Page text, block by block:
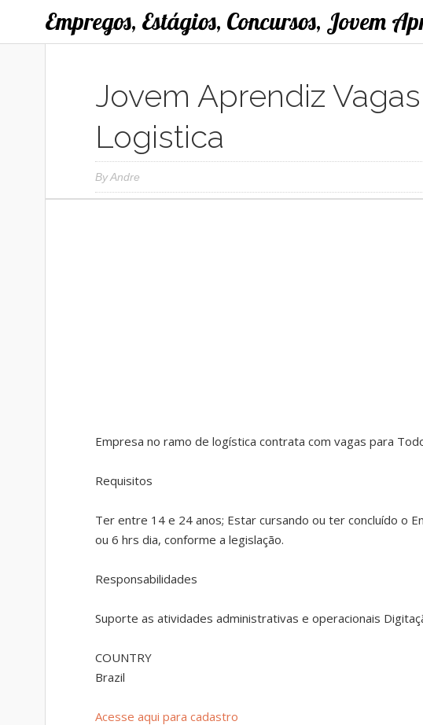
Empregos, Estágios, Concursos, Jovem
Jovem Aprendiz
Logistica
ByAndre
Empresa no ramo de logística contrata com vagas para
Requisitos
Ter entre 14 e 24 anos; Estar cursando ou ter concluído o
ou 6 hrs dia, conforme a legislação.
Responsabilidades
Suporte as atividades administrativas e operacionais
COUNTRY
Brazil
Acesse aqui para cadastro